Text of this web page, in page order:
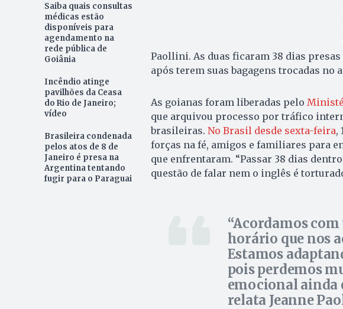
Saiba quais consultas
médicas estão
disponíveis para
agendamento na
rede pública de
Goiânia
Incêndio atinge
pavilhões da Ceasa
do Rio de Janeiro;
vídeo
Brasileira condenada
pelos atos de 8 de
Janeiro é presa na
Argentina tentando
fugir para o Paraguai
Paollini. As duas ficaram 38 dias
após terem suas bagagens trocadas no
As goianas foram liberadas pelo
que arquivou processo por tráfico
brasileiras. No Brasil desde sexta-feira,
forças na fé, amigos e familiares para
que enfrentaram. “Passar 38 dias
questão de falar nem o inglês é
Acordamos
horário que nos
Estamos
pois perdemos
emocional ainda
relata Jeanne